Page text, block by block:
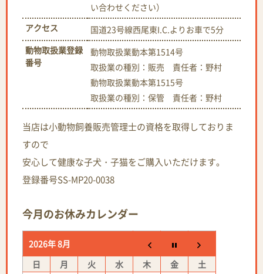
い合わせください）
アクセス
国道23号線西尾東I.C.よりお車で5分
動物取扱業登録
番号
動物取扱業動本第1514号
取扱業の種別：販売 責任者：野村
動物取扱業動本第1515号
取扱業の種別：保管 責任者：野村
当店は小動物飼養販売管理士の資格を取得しておりま
すので
安心して健康な子犬・子猫をご購入いただけます。
登録番号SS-MP20-0038
今月のお休みカレンダー
2026年 8月
日
月 火 水 木 金 土